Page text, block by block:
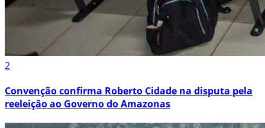
2
Convenção confirma Roberto Cidade na disputa pela
reeleição ao Governo do Amazonas